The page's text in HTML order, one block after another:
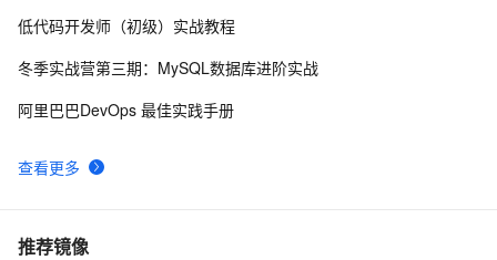
8 Qt中的菜单类使用
查看更多
低代码开发师（初级）实战教程
冬季实战营第三期：MySQL数据库进阶实战
阿里巴巴DevOps 最佳实践手册
推荐镜像